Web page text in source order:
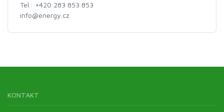
Tel.: +420 283 853 853
info@energy.cz
KONTAKT